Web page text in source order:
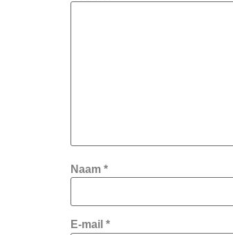
Naam *
E-mail *